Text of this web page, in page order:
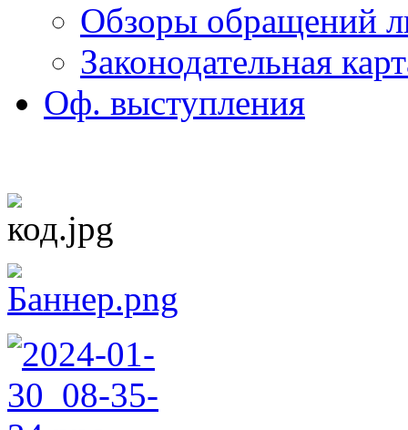
Обзоры обращений
Законодательная
Оф. выступления